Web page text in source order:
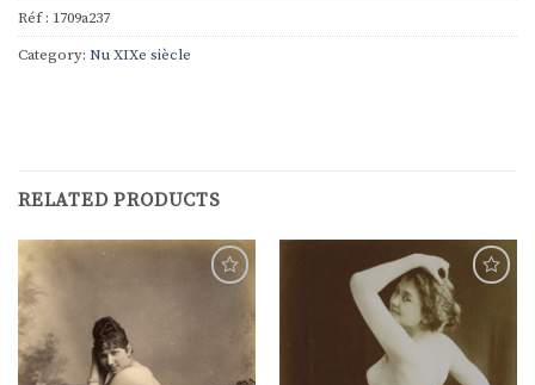
Réf : 1709a237
Category: Nu XIXe siècle
RELATED PRODUCTS
souhaits